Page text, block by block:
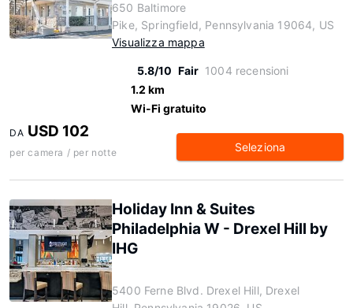
650 Baltimore
Pike, Springfield, Pennsylvania 19064, US
Visualizza mappa
5.8/10 Fair 1004 recensioni
1.2 km
Wi-Fi gratuito
DA USD 102
per camera / per notte Seleziona
Holiday Inn & Suites
Philadelphia W - Drexel Hill by
IHG
5400 Ferne Blvd. Drexel Hill, Drexel